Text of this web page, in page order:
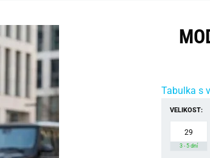
Tabulka s
VELIKOST:
29
3 - 5 dní